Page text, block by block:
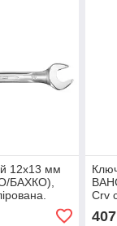
12x13 мм
БАХКО),
Crv
407